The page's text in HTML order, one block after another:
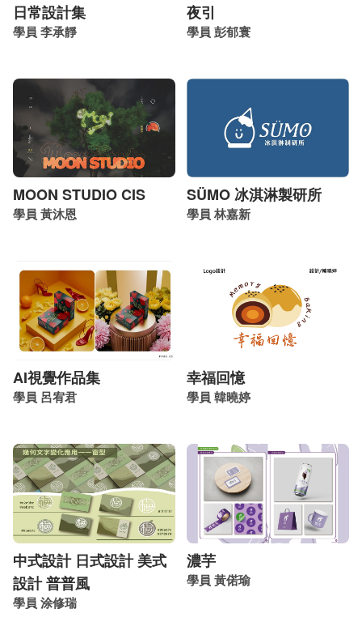
日常設計集
學員 李承靜
夜引
學員 彭郁寰
MOON STUDIO CIS
學員 黃沐恩
SÜMO 冰淇淋製研所
學員 林嘉新
AI視覺作品集
學員 呂宥君
幸福回憶
學員 韓曉婷
中式設計 日式設計 美式
設計 普普風
學員 涂修瑞
濃芋
學員 黃偌瑜